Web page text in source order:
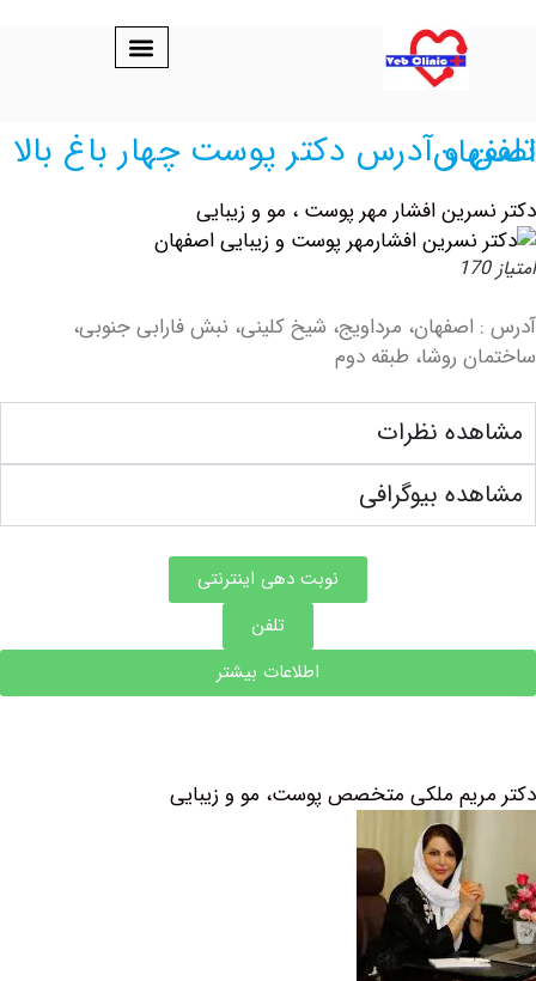
بالا اصفهان
افشار مهر پوست ، مو و زیبایی
مرداویج، شیخ کلینی، نبش فارابی جنوبی،
روشا، طبقه دوم
نظرات
بیوگرافی
نوبت دهی اینترنتی
اطلاعات بیشتر
ملکی متخصص پوست، مو و زیبایی